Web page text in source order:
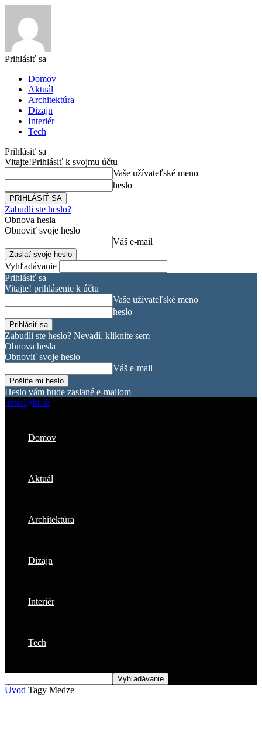
Prihlásiť sa
Domov
Aktuál
Architektúra
Dizajn
Interiér
Tech
Prihlásiť sa
Vitajte!Prihlásiť k svojmu účtu
Vaše užívateľské meno
heslo
Zabudli ste heslo?
Obnova hesla
Obnoviť svoje heslo
Váš e-mail
Vyhľadávanie
Prihlásiť sa
Vitajte! prihlásenie k účtu
Vaše užívateľské meno
heslo
Zabudli ste heslo? Nevadí, kliknite sem
Obnova hesla
Obnoviť svoje heslo
Váš e-mail
Heslo vám bude zaslané e-mailom
interlight.sk
Domov
Aktuál
Architektúra
Dizajn
Interiér
Tech
Úvod Tagy Medze